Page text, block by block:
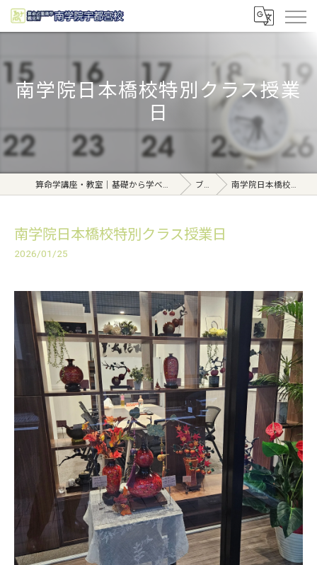
南学院日本橋校特別クラス授業
日
算命学講座・教室｜基礎から学べる東京日本橋【日本橋南学院】 ブログ 南学院日本橋校特別クラス授業日
南学院日本橋校特別クラス授業日
2026/01/25